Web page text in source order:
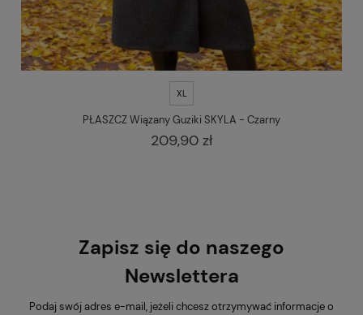
XL
PŁASZCZ Wiązany Guziki SKYLA - Czarny
209,90 zł
Zapisz się do naszego
Newslettera
Podaj swój adres e-mail, jeżeli chcesz otrzymywać informacje o